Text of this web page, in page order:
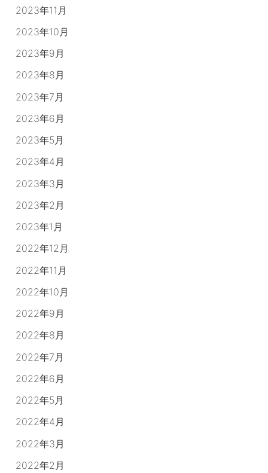
2023年11月
2023年10月
2023年9月
2023年8月
2023年7月
2023年6月
2023年5月
2023年4月
2023年3月
2023年2月
2023年1月
2022年12月
2022年11月
2022年10月
2022年9月
2022年8月
2022年7月
2022年6月
2022年5月
2022年4月
2022年3月
2022年2月